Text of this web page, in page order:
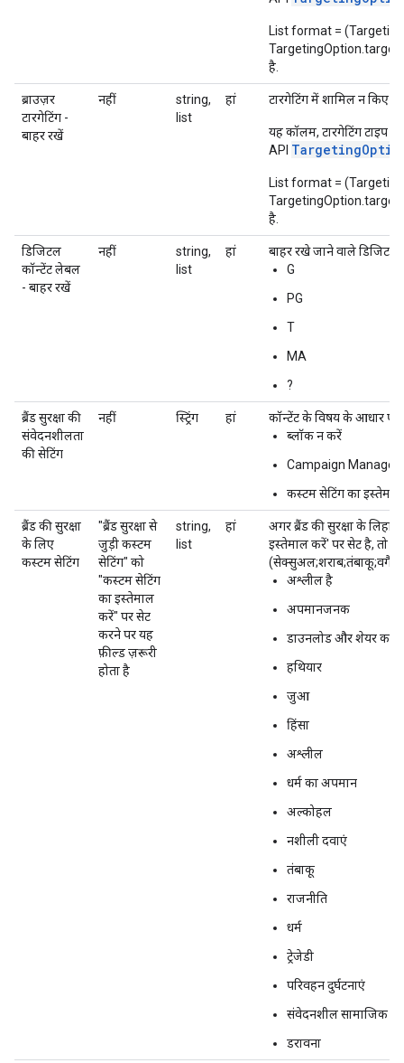
List format =
है.
ब्राउज़र
टारगेटिंग -
बाहर रखें
नहीं
string,
list
हां टारगेटिंग में शामिल न किए
यह कॉलम, टारगेटिंग टाइप
API
List format =
है.
डिजिटल
कॉन्टेंट लेबल
- बाहर रखें
नहीं
string,
list
हां
बाहर रखे जाने वाले डिजिटल
G
PG
T
MA
?
ब्रैंड सुरक्षा की
संवेदनशीलता
की सेटिंग
नहीं स्ट्रिंग हां
कॉन्टेंट के विषय के आधार पर
ब्लॉक न करें
Campaign Manager
कस्टम सेटिंग का
ब्रैंड की सुरक्षा
के लिए
कस्टम सेटिंग
"ब्रैंड सुरक्षा से
जुड़ी कस्टम
सेटिंग" को
"कस्टम सेटिंग
का इस्तेमाल
करें" पर सेट
करने पर यह
फ़ील्ड ज़रूरी
होता है
string,
list
हां
अगर ब्रैंड की सुरक्षा के
इस्तेमाल करें' पर सेट है, तो
अश्लील है
अपमानजनक
डाउनलोड और शेयर
हथियार
जुआ
हिंसा
अश्लील
धर्म का अपमान
अल्कोहल
नशीली दवाएं
तंबाकू
राजनीति
धर्म
ट्रेजेडी
परिवहन दुर्घटनाएं
संवेदनशील सामाजिक
डरावना